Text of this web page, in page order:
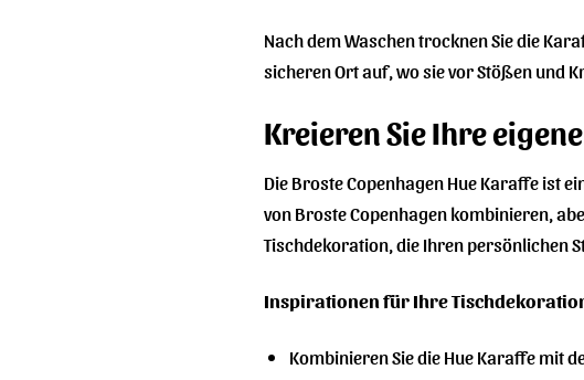
Nach dem Waschen trocknen Sie die
sicheren Ort auf, wo sie vor Stößen und
Kreieren Sie Ihre
Die Broste Copenhagen Hue Karaffe ist
von Broste Copenhagen kombinieren,
Tischdekoration, die Ihren persönlichen
Inspirationen für Ihre
Kombinieren Sie die Hue Karaffe mit